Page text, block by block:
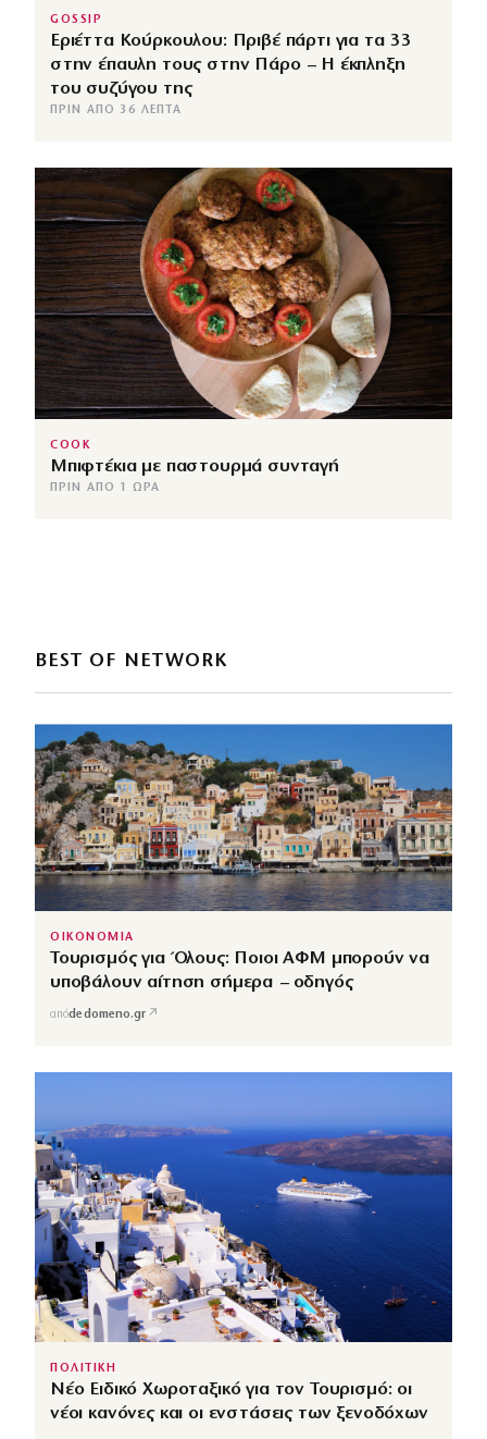
GOSSIP
Εριέττα Κούρκουλου: Πριβέ πάρτι για τα 33
στην έπαυλη τους στην Πάρο – Η έκπληξη
του συζύγου της
ΠΡΙΝ ΑΠΌ 36 ΛΕΠΤΆ
COOK
Μπιφτέκια με παστουρμά συνταγή
ΠΡΙΝ ΑΠΌ 1 ΏΡΑ
BEST OF NETWORK
ΟΙΚΟΝΟΜΙΑ
Τουρισμός για Όλους: Ποιοι ΑΦΜ μπορούν να
υποβάλουν αίτηση σήμερα – οδηγός
απόdedomeno.gr ↗
ΠΟΛΙΤΙΚΗ
Νέο Ειδικό Χωροταξικό για τον Τουρισμό: οι
νέοι κανόνες και οι ενστάσεις των ξενοδόχων